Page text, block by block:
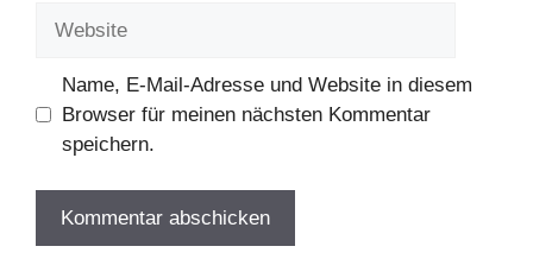
Name, E-Mail-Adresse und Website in diesem
Browser für meinen nächsten Kommentar
speichern.